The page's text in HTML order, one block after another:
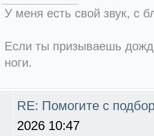
У меня есть свой звук, с
Если ты призываешь
ноги.
RE: Помогите с
2026 10:47